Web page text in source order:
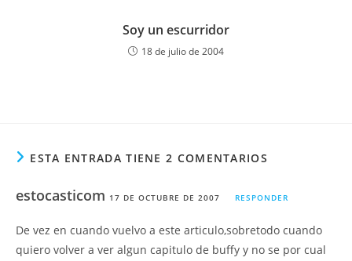
Soy un escurridor
18 de julio de 2004
ESTA ENTRADA TIENE 2 COMENTARIOS
estocasticom 17 DE OCTUBRE DE 2007 RESPONDER
De vez en cuando vuelvo a este articulo,sobretodo cuando
quiero volver a ver algun capitulo de buffy y no se por cual